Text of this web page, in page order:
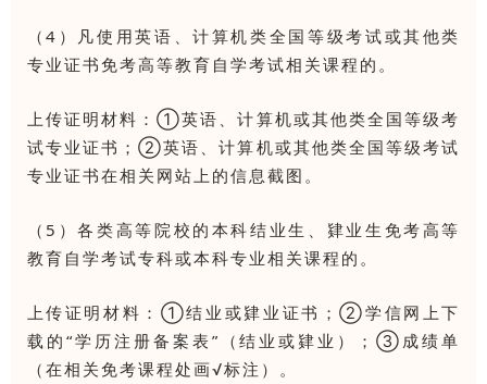
（4）凡使用英语、计算机类全国等级考试或其他类
专业证书免考高等教育自学考试相关课程的。
上传证明材料：①英语、计算机或其他类全国等级考
试专业证书；②英语、计算机或其他类全国等级考试
专业证书在相关网站上的信息截图。
（5）各类高等院校的本科结业生、肄业生免考高等
教育自学考试专科或本科专业相关课程的。
上传证明材料：①结业或肄业证书；②学信网上下
载的“学历注册备案表”（结业或肄业）；③成绩单
（在相关免考课程处画√标注）。